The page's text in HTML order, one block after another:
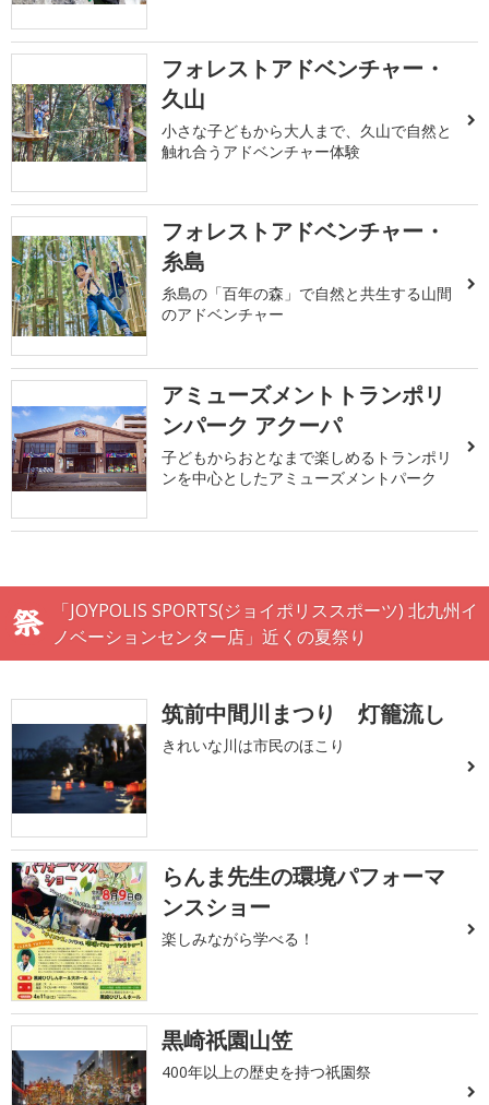
フォレストアドベンチャー・
久山
小さな子どもから大人まで、久山で自然と
触れ合うアドベンチャー体験
フォレストアドベンチャー・
糸島
糸島の「百年の森」で自然と共生する山間
のアドベンチャー
アミューズメントトランポリ
ンパーク アクーパ
子どもからおとなまで楽しめるトランポリ
ンを中心としたアミューズメントパーク
「JOYPOLIS SPORTS(ジョイポリススポーツ) 北九州イ
ノベーションセンター店」近くの夏祭り
筑前中間川まつり 灯籠流し
きれいな川は市民のほこり
らんま先生の環境パフォーマ
ンスショー
楽しみながら学べる！
黒崎祇園山笠
400年以上の歴史を持つ祇園祭